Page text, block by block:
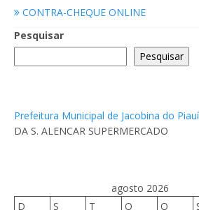
CONTRA-CHEQUE ONLINE
Pesquisar
Pesquisar
Prefeitura Municipal de Jacobina do Piauí
DA S. ALENCAR SUPERMERCADO
agosto 2026
D
S T Q Q